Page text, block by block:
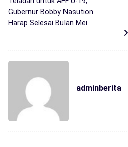
Gubernur Bobby Nasution
Harap Selesai Bulan Mei
adminberita